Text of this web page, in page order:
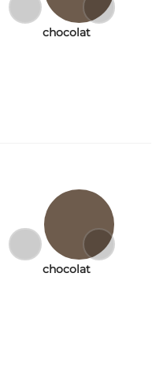
chocolat
chocolat